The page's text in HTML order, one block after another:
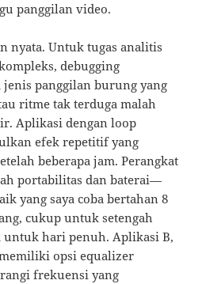
panggilan video.
nyata. Untuk tugas analitis
debugging
jenis panggilan burung yang
ritme tak terduga malah
Aplikasi dengan loop
efek repetitif yang
beberapa jam. Perangkat
portabilitas dan baterai—
yang saya coba bertahan 8
cukup untuk setengah
hari penuh. Aplikasi B,
opsi equalizer
frekuensi yang